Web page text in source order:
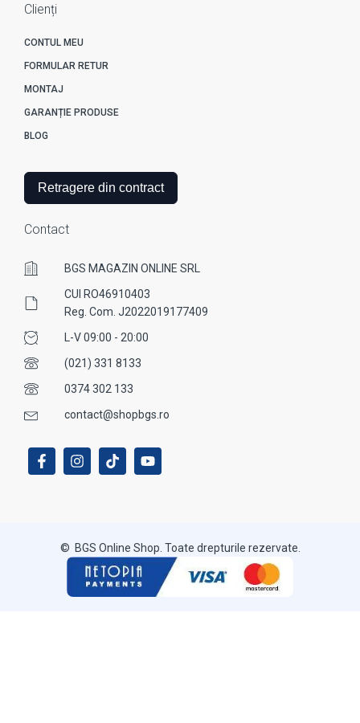
Clienți
CONTUL MEU
FORMULAR RETUR
MONTAJ
GARANȚIE PRODUSE
BLOG
Retragere din contract
Contact
BGS MAGAZIN ONLINE SRL
CUI RO46910403
Reg. Com. J2022019177409
L-V 09:00 - 20:00
(021) 331 8133
0374 302 133
contact@shopbgs.ro
© BGS Online Shop. Toate drepturile rezervate.